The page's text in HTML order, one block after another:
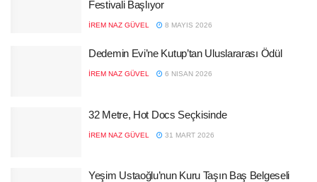
Festivali Başlıyor
İREM NAZ GÜVEL 8 MAYIS 2026
Dedemin Evi’ne Kutup’tan Uluslararası Ödül
İREM NAZ GÜVEL 6 NISAN 2026
32 Metre, Hot Docs Seçkisinde
İREM NAZ GÜVEL 31 MART 2026
Yeşim Ustaoğlu’nun Kuru Taşın Baş Belgeseli